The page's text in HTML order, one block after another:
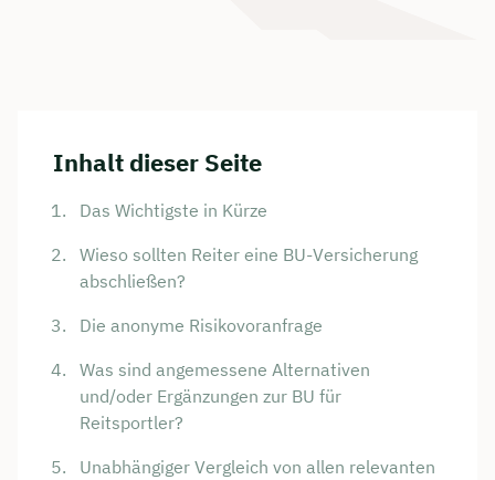
Inhalt dieser Seite
Das Wichtigste in Kürze
Wieso sollten Reiter eine BU-Versicherung
abschließen?
Die anonyme Risikovoranfrage
Was sind angemessene Alternativen
und/oder Ergänzungen zur BU für
Reitsportler?
Unabhängiger Vergleich von allen relevanten